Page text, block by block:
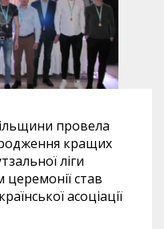
провела
кращих
ліги
церемонії став
асоціації